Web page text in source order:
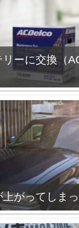
ーに交換（
がってしま